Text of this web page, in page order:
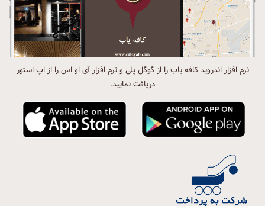
نرم افزار اندروید کافه یاب را از گوگل پلی و نرم افزار آی او اس را از اپ استور
دریافت نمایید.